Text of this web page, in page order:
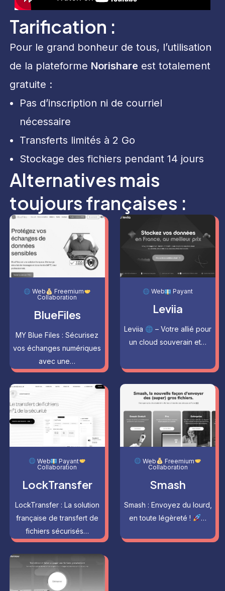
Tarification :
Pour le grand bonheur de tous, l’utilisation
de la plateforme Norishare est totalement
gratuite :
Pas d’inscription ni de courriel
nécessaire
Transferts limités à 2 Go
Stockage des fichiers pendant 14 jours
Alternatives mais
toujours françaises :
Web
Freemium
Collaboration
BlueFiles
MY Blue Files : Sécurisez
vos échanges numériques
avec une…
Web Payant
Leviia
Leviia
– Votre allié pour
un cloud souverain et…
Web
Payant
Collaboration
LockTransfer
LockTransfer : La solution
française de transfert de
fichiers sécurisés…
Web
Freemium
Collaboration
Smash
Smash : Envoyez du lourd,
en toute légèreté !
…